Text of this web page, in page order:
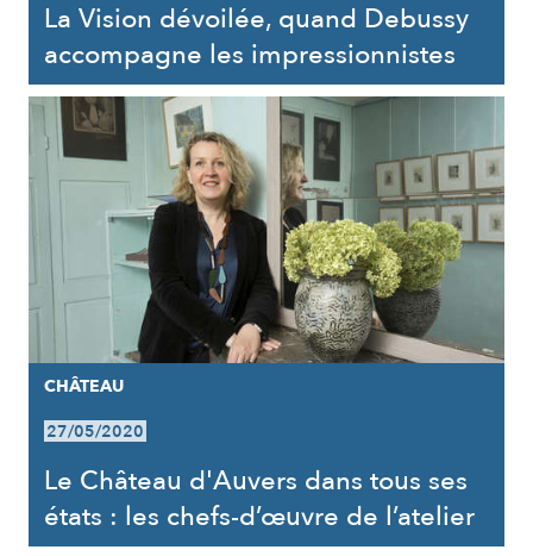
La Vision dévoilée, quand Debussy
accompagne les impressionnistes
CHÂTEAU
27/05/2020
Le Château d'Auvers dans tous ses
états : les chefs-d’œuvre de l’atelier